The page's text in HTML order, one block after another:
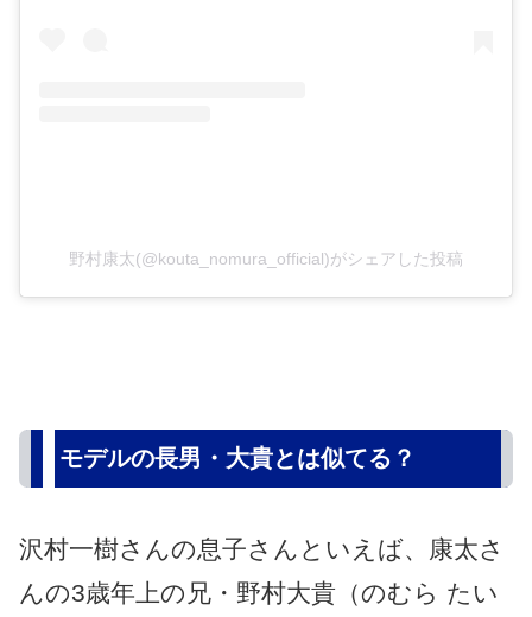
野村康太(@kouta_nomura_official)がシェアした投稿
モデルの長男・大貴とは似てる？
沢村一樹さんの息子さんといえば、康太さ
んの3歳年上の兄・野村大貴（のむら たい